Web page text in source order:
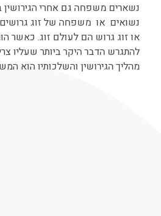
נשארים משפחה גם אחרי
נשואים או משפחה של זוג
או זוג גרוש הם לעולם זוג. כאשר
להתגרש הדבר היקר ביותר שעליו
מהליך הגירושין והשלכותיו הוא